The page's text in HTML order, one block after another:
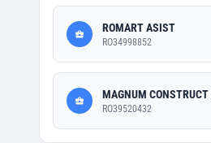
ROMART ASIST
RO34998852
MAGNUM
RO39520432